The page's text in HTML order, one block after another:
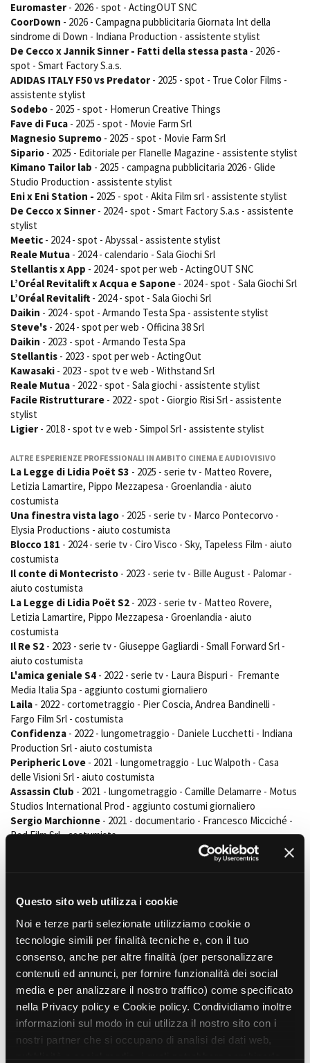
Questo sito web utilizza i cookie
Noi e terze parti selezionate utilizziamo cookie o
tecnologie simili per finalità tecniche e, con il tuo
consenso, anche per altre finalità (per personalizzare
contenuti ed annunci, per fornire funzionalità dei social
media e per analizzare il nostro traffico) come specificato
nella Privacy policy e Cookie policy. Condividiamo inoltre
informazioni sul modo in cui utilizza il nostro sito con i
nostri partner che si occupano di analisi dei dati web,
Euromaster - 2026 - spot - ActingOUT SNC
CoorDown - 2026 - Campagna pubblicitaria Giornata Int della
sindrome di Down - Indiana Production - assistente stylist
De Cecco x Jannik Sinner - Fatti della stessa pasta - 2026 -
spot - Smart Factory S.a.s.
ADIDAS ITALY F50 vs Predator - 2025 - spot - True Color Films -
assistente stylist
Sodebo - 2025 - spot - Homerun Creative Things
Fave di Fuca - 2025 - spot - Movie Farm Srl
Magnesio Supremo - 2025 - spot - Movie Farm Srl
Sipario - 2025 - Editoriale per Flanelle Magazine - assistente stylist
Kimano Tailor lab - 2025 - campagna pubblicitaria 2026 - Glide
Studio Production - assistente stylist
Eni x Eni Station - 2025 - spot - Akita Film srl - assistente stylist
De Cecco x Sinner - 2024 - spot - Smart Factory S.a.s - assistente
stylist
Meetic - 2024 - spot - Abyssal - assistente stylist
Reale Mutua - 2024 - calendario - Sala Giochi Srl
Stellantis x App - 2024 - spot per web - ActingOUT SNC
L’Oréal Revitalift x Acqua e Sapone - 2024 - spot - Sala Giochi Srl
L’Oréal Revitalift - 2024 - spot - Sala Giochi Srl
Daikin - 2024 - spot - Armando Testa Spa - assistente stylist
Steve's - 2024 - spot per web - Officina 38 Srl
Daikin - 2023 - spot - Armando Testa Spa
Stellantis - 2023 - spot per web - ActingOut
Kawasaki - 2023 - spot tv e web - Withstand Srl
Reale Mutua - 2022 - spot - Sala giochi - assistente stylist
Facile Ristrutturare - 2022 - spot - Giorgio Risi Srl - assistente
stylist
Ligier - 2018 - spot tv e web - Simpol Srl - assistente stylist
ALTRE ESPERIENZE PROFESSIONALI IN AMBITO CINEMA E AUDIOVISIVO
La Legge di Lidia Poët S3 - 2025 - serie tv - Matteo Rovere,
Letizia Lamartire, Pippo Mezzapesa - Groenlandia - aiuto
costumista
Una finestra vista lago - 2025 - serie tv - Marco Pontecorvo -
Elysia Productions - aiuto costumista
Blocco 181 - 2024 - serie tv - Ciro Visco - Sky, Tapeless Film - aiuto
costumista
Il conte di Montecristo - 2023 - serie tv - Bille August - Palomar -
aiuto costumista
La Legge di Lidia Poët S2 - 2023 - serie tv - Matteo Rovere,
Letizia Lamartire, Pippo Mezzapesa - Groenlandia - aiuto
costumista
Il Re S2 - 2023 - serie tv - Giuseppe Gagliardi - Small Forward Srl -
aiuto costumista
L'amica geniale S4 - 2022 - serie tv - Laura Bispuri - Fremante
Media Italia Spa - aggiunto costumi giornaliero
Laila - 2022 - cortometraggio - Pier Coscia, Andrea Bandinelli -
Fargo Film Srl - costumista
Confidenza - 2022 - lungometraggio - Daniele Lucchetti - Indiana
Production Srl - aiuto costumista
Peripheric Love - 2021 - lungometraggio - Luc Walpoth - Casa
delle Visioni Srl - aiuto costumista
Assassin Club - 2021 - lungometraggio - Camille Delamarre - Motus
Studios International Prod - aggiunto costumi giornaliero
Sergio Marchionne - 2021 - documentario - Francesco Micciché -
Red Film Srl - costumista
- 2019 - serie tv - Antonio Albanese - Rai Fiction, Wildside -
ALTRE ESPERIENZE PROFESSIONALI
Traduttore; Giornalista freelance; Contabile
Film correlati presenti nel
database
SERIE TV